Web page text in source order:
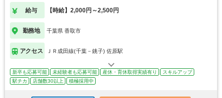
給与 【時給】2,000円～2,500円
勤務地 千葉県 香取市
アクセス ＪＲ成田線(千葉－銚子) 佐原駅
新卒も応募可能 未経験者も応募可能 産休・育休取得実績有り
スキルアップ
駅チカ
店舗数30以上 積極採用中